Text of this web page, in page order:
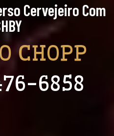
Cervejeiro Com
CHOPP
6858